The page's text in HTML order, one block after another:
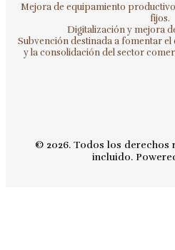
Mejora de equipamiento
fijos.
Digitalización y mejora
Subvención destinada a fomentar
y la consolidación del sector
© 2026. Todos los derechos
incluido.